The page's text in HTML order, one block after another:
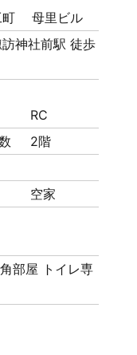
町 母里ビル
神社前駅 徒歩
RC
2階
空家
角部屋 トイレ専